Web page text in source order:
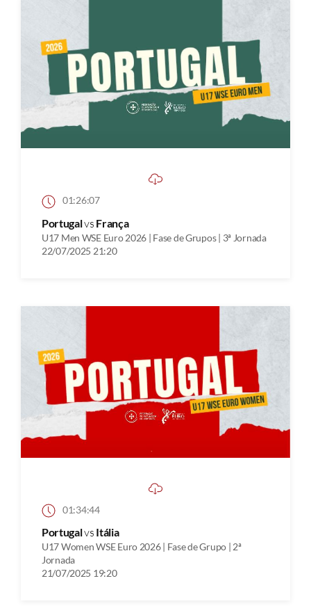
01:26:07
Portugalvs França
U17 Men WSE Euro 2026 | Fase de Grupos | 3ª Jornada
22/07/2025 21:20
01:34:44
Portugalvs Itália
U17 Women WSE Euro 2026 | Fase de Grupo | 2ª
Jornada
21/07/2025 19:20